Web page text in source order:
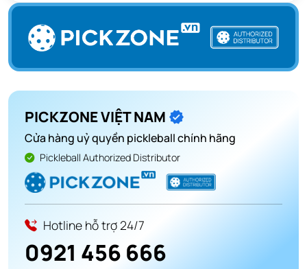
PICKZONE VIỆT NAM
Cửa hàng uỷ quyền pickleball chính hãng
Pickleball Authorized Distributor
Hotline hỗ trợ 24/7
0921 456 666